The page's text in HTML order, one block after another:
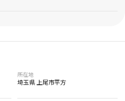
所在地
埼玉県 上尾市平方